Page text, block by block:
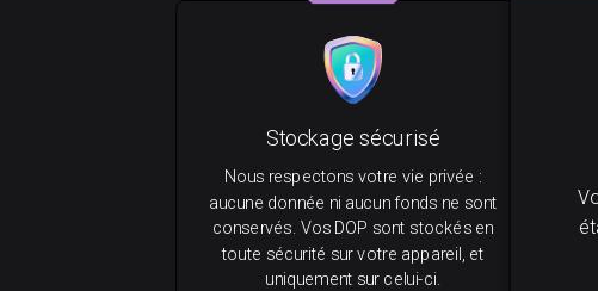
Stockage sécurisé
Nous respectons votre vie privée :
aucune donnée ni aucun fonds ne sont
conservés. Vos DOP sont stockés en
toute sécurité sur votre appareil, et
uniquement sur celui-ci.